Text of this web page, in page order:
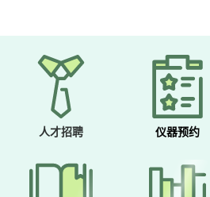
人才招聘 仪器预约